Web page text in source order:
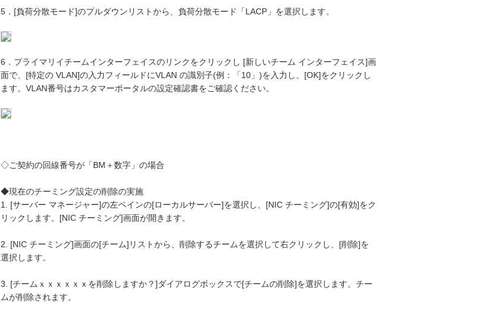
5．[負荷分散モード]のプルダウンリストから、負荷分散モード「LACP」を選択します。
6．プライマリイチームインターフェイスのリンクをクリックし [新しいチーム インターフェイス]画
面で、[特定の VLAN]の入力フィールドにVLAN の識別子(例：「10」)を入力し、[OK]をクリックし
ます。VLAN番号はカスタマーポータルの設定確認書をご確認ください。
◇ご契約の回線番号が「BM＋数字」の場合
◆現在のチーミング設定の削除の実施
1. [サーバー マネージャー]の左ペインの[ローカルサーバー]を選択し、[NIC チーミング]の[有効]をク
リックします。[NIC チーミング]画面が開きます。
2. [NIC チーミング]画面の[チーム]リストから、削除するチームを選択して右クリックし、[削除]を
選択します。
3. [チームｘｘｘｘｘｘを削除しますか？]ダイアログボックスで[チームの削除]を選択します。チー
ムが削除されます。